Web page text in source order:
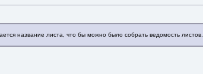
название листа, что бы можно было собрать ведомость листов.